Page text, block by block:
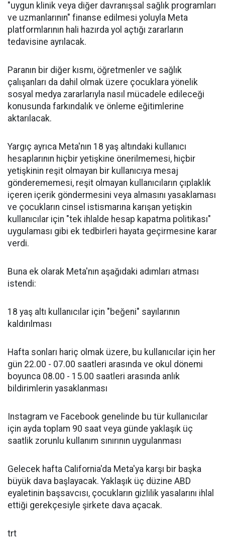
"uygun klinik veya diğer davranışsal sağlık programları
ve uzmanlarının" finanse edilmesi yoluyla Meta
platformlarının hali hazırda yol açtığı zararların
tedavisine ayrılacak.
Paranın bir diğer kısmı, öğretmenler ve sağlık
çalışanları da dahil olmak üzere çocuklara yönelik
sosyal medya zararlarıyla nasıl mücadele edileceği
konusunda farkındalık ve önleme eğitimlerine
aktarılacak.
Yargıç ayrıca Meta'nın 18 yaş altındaki kullanıcı
hesaplarının hiçbir yetişkine önerilmemesi, hiçbir
yetişkinin reşit olmayan bir kullanıcıya mesaj
gönderememesi, reşit olmayan kullanıcıların çıplaklık
içeren içerik göndermesini veya almasını yasaklaması
ve çocukların cinsel istismarına karışan yetişkin
kullanıcılar için "tek ihlalde hesap kapatma politikası"
uygulaması gibi ek tedbirleri hayata geçirmesine karar
verdi.
Buna ek olarak Meta'nın aşağıdaki adımları atması
istendi:
18 yaş altı kullanıcılar için "beğeni" sayılarının
kaldırılması
Hafta sonları hariç olmak üzere, bu kullanıcılar için her
gün 22.00 - 07.00 saatleri arasında ve okul dönemi
boyunca 08.00 - 15.00 saatleri arasında anlık
bildirimlerin yasaklanması
Instagram ve Facebook genelinde bu tür kullanıcılar
için ayda toplam 90 saat veya günde yaklaşık üç
saatlik zorunlu kullanım sınırının uygulanması
Gelecek hafta California'da Meta'ya karşı bir başka
büyük dava başlayacak. Yaklaşık üç düzine ABD
eyaletinin başsavcısı, çocukların gizlilik yasalarını ihlal
ettiği gerekçesiyle şirkete dava açacak.
trt